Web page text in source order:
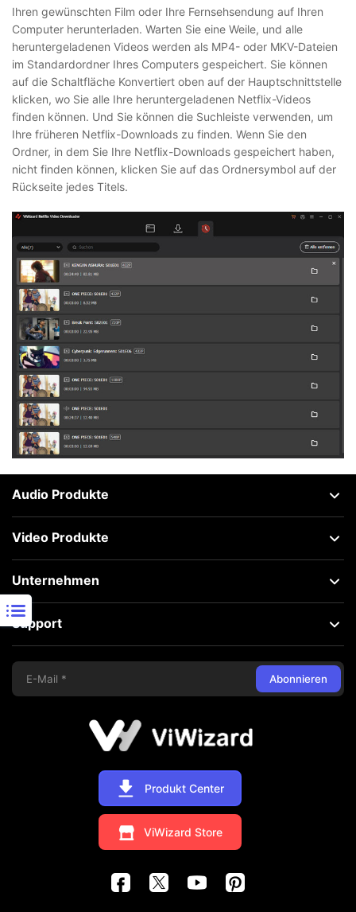
Ihren gewünschten Film oder Ihre Fernsehsendung auf Ihren
Computer herunterladen. Warten Sie eine Weile, und alle
heruntergeladenen Videos werden als MP4- oder MKV-Dateien
im Standardordner Ihres Computers gespeichert. Sie können
auf die Schaltfläche Konvertiert oben auf der Hauptschnittstelle
klicken, wo Sie alle Ihre heruntergeladenen Netflix-Videos
finden können. Und Sie können die Suchleiste verwenden, um
Ihre früheren Netflix-Downloads zu finden. Wenn Sie den
Ordner, in dem Sie Ihre Netflix-Downloads gespeichert haben,
nicht finden können, klicken Sie auf das Ordnersymbol auf der
Rückseite jedes Titels.
Produkt Center
ViWizard Store
Audio Produkte
Video Produkte
Unternehmen
Support
Abonnieren